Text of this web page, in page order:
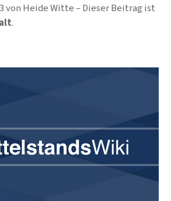
von Heide Witte
Dieser Beitrag ist
.